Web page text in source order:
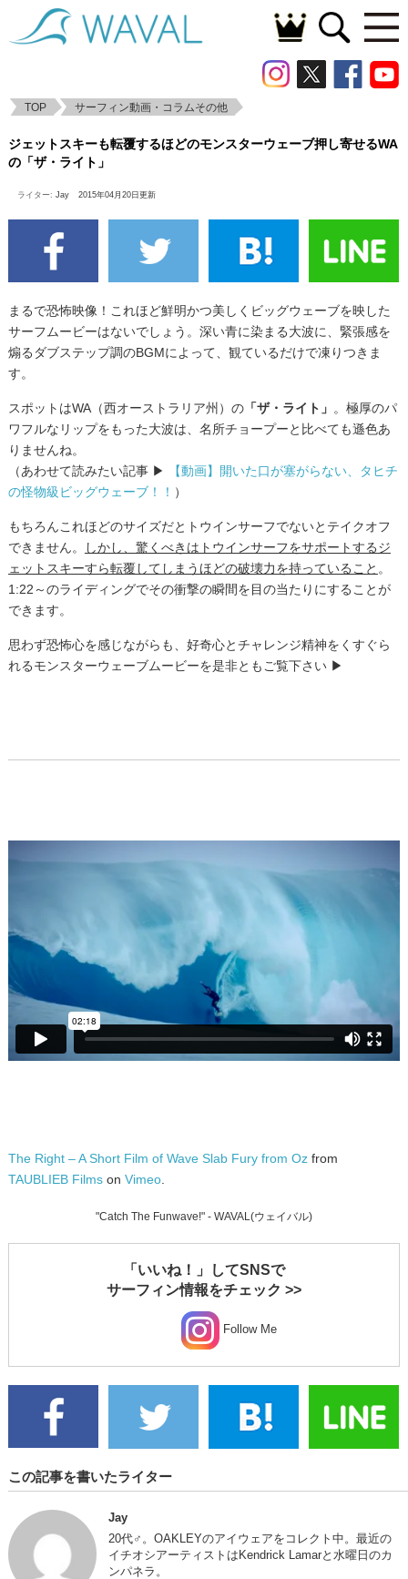
TOP サーフィン動画・コラムその他
ーウェーブ押し寄せるWAの「ザ・ライト」
ジェットスキーも転覆するほどのモンスターウェーブ押し寄せるWA
の「ザ・ライト」
ライター: Jay 2015年04月20日更新
まるで恐怖映像！これほど鮮明かつ美しくビッグウェーブを映した
サーフムービーはないでしょう。深い青に染まる大波に、緊張感を
煽るダブステップ調のBGMによって、観ているだけで凍りつきま
す。
スポットはWA（西オーストラリア州）の「ザ・ライト」 。極厚のパ
ワフルなリップをもった大波は、名所チョープーと比べても遜色あ
りませんね。
（あわせて読みたい記事 ▶
【動画】開いた口が塞がらない、タヒチ
の怪物級ビッグウェーブ！！ ）
もちろんこれほどのサイズだとトウインサーフでないとテイクオフ
できません。
しかし、驚くべきはトウインサーフをサポートするジ
ェットスキーすら転覆してしまうほどの破壊力を持っていること 。
1:22～のライディングでその衝撃の瞬間を目の当たりにすることが
できます。
思わず恐怖心を感じながらも、好奇心とチャレンジ精神をくすぐら
れるモンスターウェーブムービーを是非ともご覧下さい ▶
The Right – A Short Film of Wave Slab Fury from Ozfrom
TAUBLIEB Filmson Vimeo.
"Catch The Funwave!" - WAVAL(ウェイバル)
「いいね！」してSNSで
サーフィン情報をチェック >>
Follow Me
この記事を書いたライター
Jay
20代♂。OAKLEYのアイウェアをコレクト中。最近の
イチオシアーティストはKendrick Lamarと水曜日のカ
ンパネラ。